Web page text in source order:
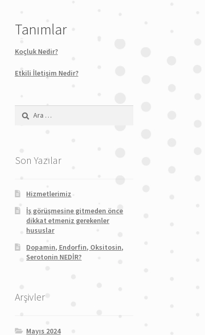
Tanımlar
Koçluk Nedir?
Etkili İletişim Nedir?
Son Yazılar
Hizmetlerimiz
İş görüşmesine gitmeden önce
dikkat etmeniz gerekenler
hususlar
Dopamin, Endorfin, Oksitosin,
Serotonin NEDİR?
Arşivler
Mayıs 2024